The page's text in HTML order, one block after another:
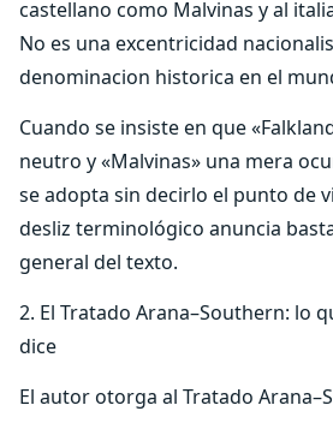
castellano como Malvinas y al
No es una excentricidad
denominacion historica en el
Cuando se insiste en que
neutro y «Malvinas» una mera
se adopta sin decirlo el punto de
desliz terminológico anuncia
general del texto.
2. El Tratado Arana–Southern: lo
dice
El autor otorga al Tratado